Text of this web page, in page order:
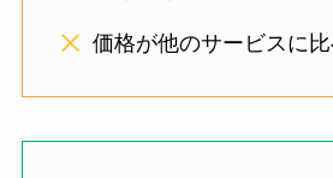
価格が他のサービスに